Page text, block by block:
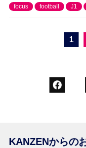
focus football J1
1
KANZENからの